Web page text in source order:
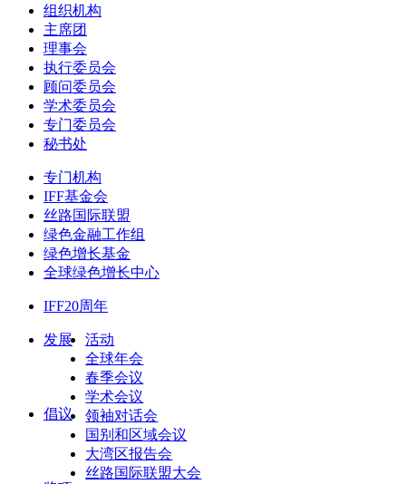
组织机构
主席团
理事会
执行委员会
顾问委员会
学术委员会
专门委员会
秘书处
专门机构
IFF基金会
丝路国际联盟
绿色金融工作组
绿色增长基金
全球绿色增长中心
IFF20周年
发展
倡议
活动
全球年会
春季会议
学术会议
领袖对话会
国别和区域会议
大湾区报告会
丝路国际联盟大会